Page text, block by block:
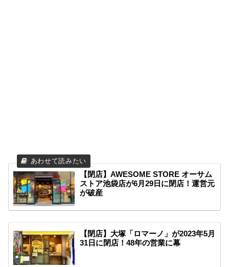
【閉店】AWESOME STORE オーサム
ストア池袋店が6月29日に閉店！運営元
が破産
【閉店】大塚「ロマーノ」が2023年5月
31日に閉店！48年の営業に幕